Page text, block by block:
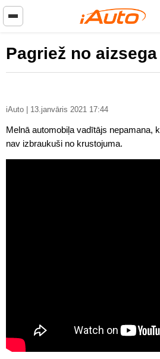
Pagriež no aizsega
iAuto | 13.janvāris 2021 17:44
Melnā automobiļa vadītājs nepamana,
nav izbraukuši no krustojuma.